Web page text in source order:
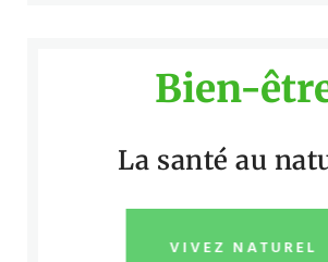
Bien-
La santé au
VIVEZ NATUREL